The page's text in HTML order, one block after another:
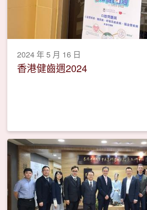
2024 年 5 月 16 日
香港健齒週2024